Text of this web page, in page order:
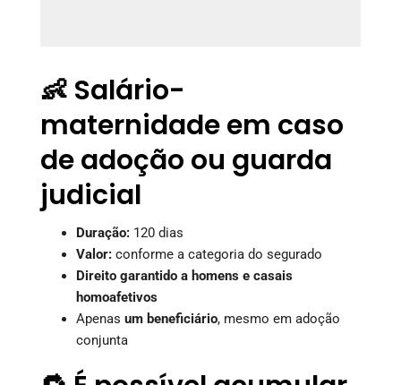
👶 Salário-
maternidade em caso
de adoção ou guarda
judicial
Duração: 120 dias
Valor: conforme a categoria do segurado
Direito garantido a homens e casais
homoafetivos
Apenas um beneficiário, mesmo em adoção
conjunta